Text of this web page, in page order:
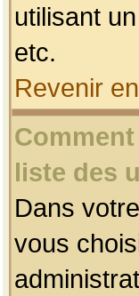
utilisant
etc.
Revenir
liste des
Dans
vous